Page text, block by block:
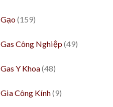
Gạo(159)
Gas Công Nghiệp (49)
Gas Y Khoa(48)
Gia Công Kính(9)